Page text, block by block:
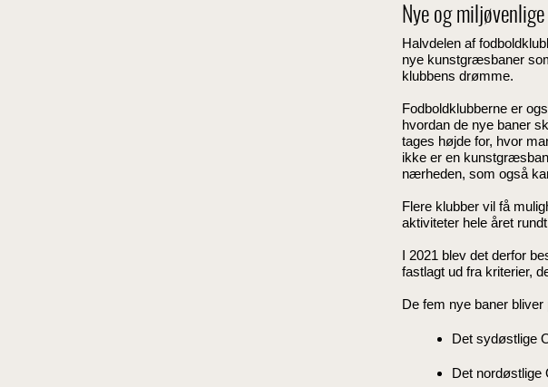
Nye og
Halvdelen af
nye kunstgræsbaner
klubbens drømme.
Fodboldklubberne er
hvordan de nye baner
tages højde for, hvor
ikke er en
nærheden, som også
Flere klubber vil få
aktiviteter hele året
I 2021 blev det derfor
fastlagt ud fra kriterier,
De fem nye baner
Det sydøstlige
Det nordøstlige